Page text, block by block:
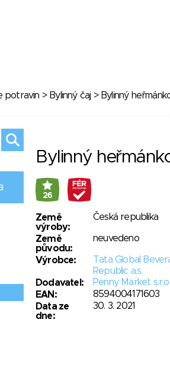
potravin > Bylinný čaj > Bylinný
Bylinný
26
Země
výroby:
Česká republika
Země
původu:
neuvedeno
Výrobce:
Tata Global
Republic a.s.
Dodavatel:
Penny Market s.r.o.
EAN:
8594004171603
Data ze
dne:
30. 3. 2021